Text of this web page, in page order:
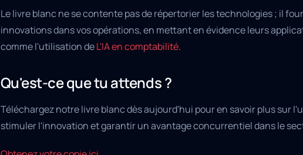
Le livre blanc ne se contente pas de répertorier les technologies ; il
innovations dans vos opérations, en mettant en évidence leurs
comme l'utilisation deL'IA en comptabilité.
Qu'est-ce que tu attends ?
Téléchargez notre livre blanc dès aujourd'hui pour en savoir plus sur
stimuler l'innovation et garantir un avantage concurrentiel dans le